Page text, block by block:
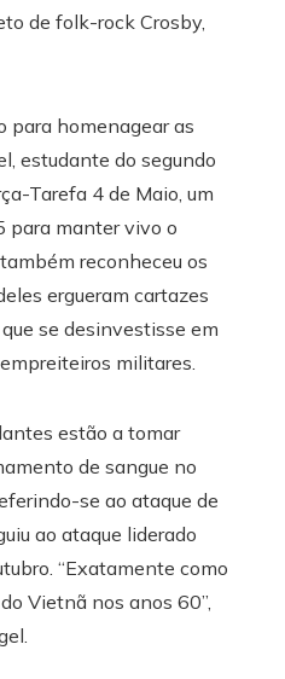
de folk-rock Crosby,
para homenagear as
estudante do segundo
Tarefa 4 de Maio, um
para manter vivo o
reconheceu os
ergueram cartazes
se desinvestisse em
militares.
estão a tomar
de sangue no
se ao ataque de
ao ataque liderado
“Exatamente como
Vietnã nos anos 60”,